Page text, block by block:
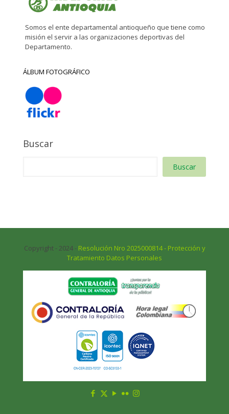
Somos el ente departamental antioqueño que tiene como
misión el servir a las organizaciones deportivas del
Departamento.
ÁLBUM FOTOGRÁFICO
Buscar
Buscar
Copyright - 2024 - Resolución Nro 2025000814 - Protección y
Tratamiento Datos Personales